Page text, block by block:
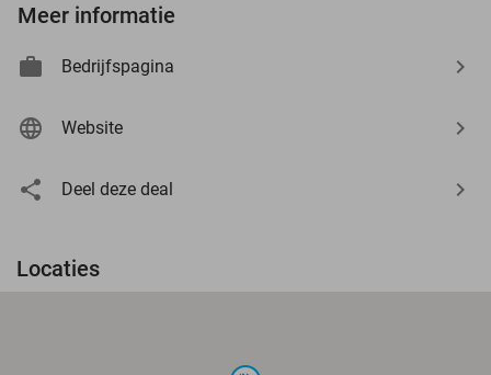
Meer informatie
Bedrijfspagina
Website
Deel deze deal
Locaties